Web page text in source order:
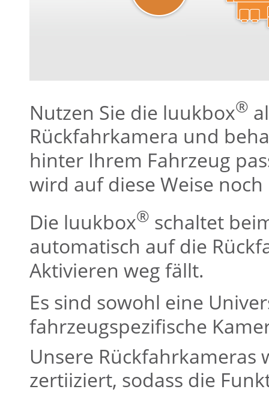
Nutzen Sie die luukbox®
Rückfahrkamera und
hinter Ihrem Fahrzeug
wird auf diese Weise
Die luukbox® schaltet
automatisch auf die
Aktivieren weg fällt.
Es sind sowohl eine
fahrzeugspezifische
Unsere
zertiiziert, sodass die